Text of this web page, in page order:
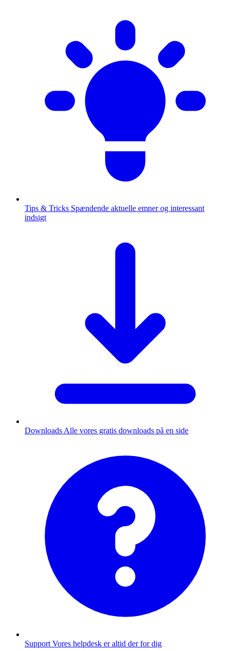
Tips & Tricks Spændende aktuelle emner og interessant
indsigt
Downloads Alle vores gratis downloads på en side
Support Vores helpdesk er altid der for dig